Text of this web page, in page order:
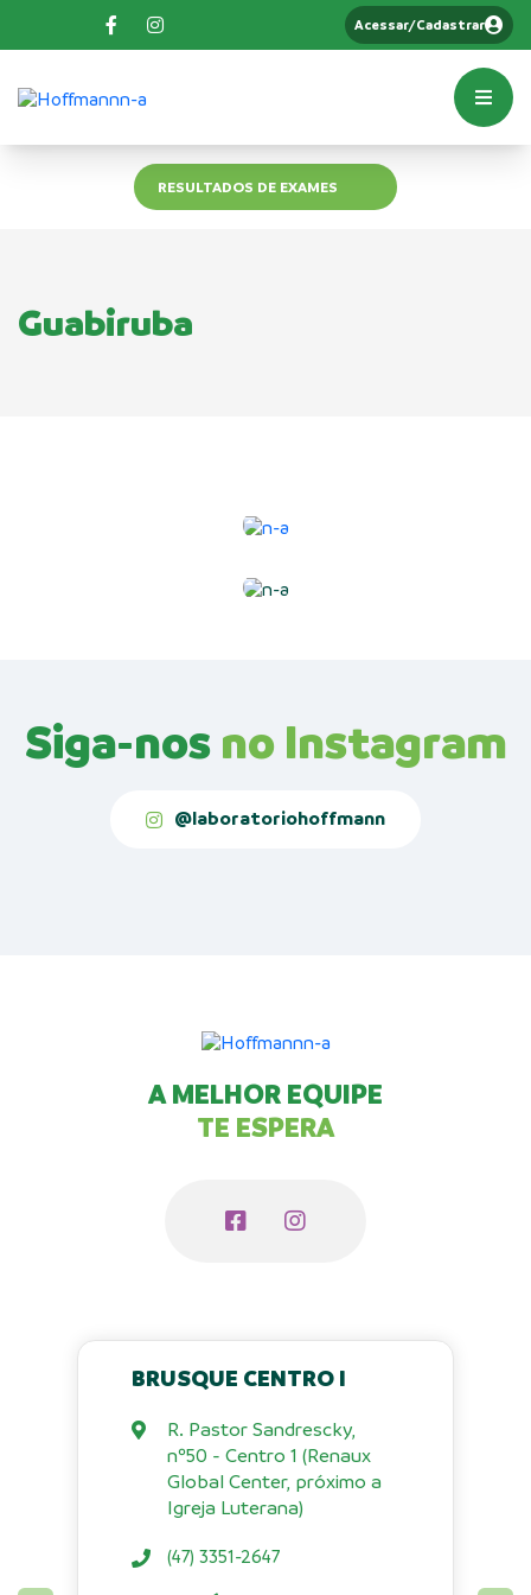
Acessar/Cadastrar
RESULTADOS DE EXAMES
Guabiruba
Siga-nos no Instagram
@laboratoriohoffmann
A MELHOR EQUIPE
TE ESPERA
BRUSQUE CENTRO I
R. Pastor Sandrescky,
nº50 - Centro 1 (Renaux
Global Center, próximo a
Igreja Luterana)
(47) 3351-2647